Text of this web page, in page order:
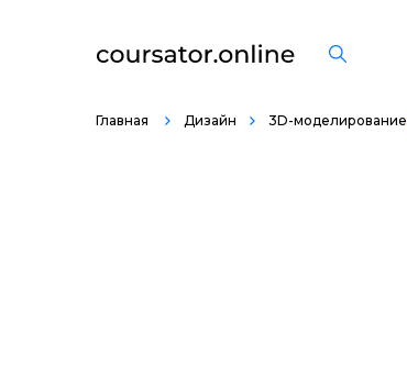
Главная Дизайн 3D-моделирование